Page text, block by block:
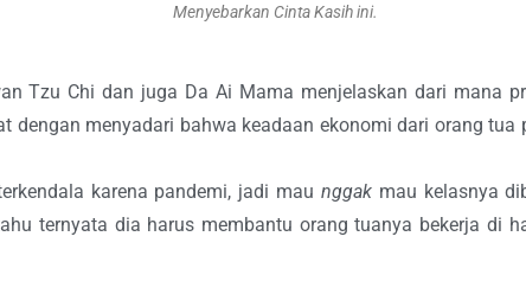
Menyebarkan Cinta Kasih ini.
Tzu Chi dan juga Da Ai Mama menjelaskan dari mana
dengan menyadari bahwa keadaan ekonomi dari orang
karena pandemi, jadi mau nggakmau kelasnya
ternyata dia harus membantu orang tuanya bekerja di